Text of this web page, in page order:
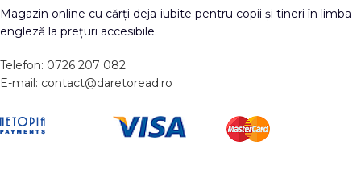
Magazin online cu cărți deja-iubite pentru copii și tineri în limba
engleză la prețuri accesibile.
Telefon: 0726 207 082
E-mail: contact@daretoread.ro